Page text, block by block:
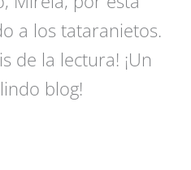
a los tataranietos.
de la lectura! ¡Un
blog!